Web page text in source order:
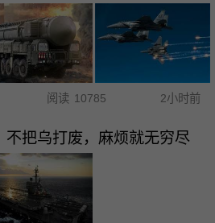
阅读 10785 2小时前
不把乌打废，麻烦就无穷尽